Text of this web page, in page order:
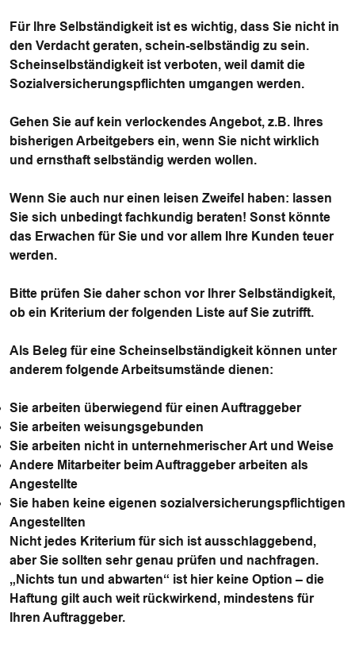
Für Ihre Selbständigkeit ist es wichtig, dass Sie nicht in
den Verdacht geraten, schein-selbständig zu sein.
Scheinselbständigkeit ist verboten, weil damit die
Sozialversicherungspflichten umgangen werden.
Gehen Sie auf kein verlockendes Angebot, z.B. Ihres
bisherigen Arbeitgebers ein, wenn Sie nicht wirklich
und ernsthaft selbständig werden wollen.
Wenn Sie auch nur einen leisen Zweifel haben: lassen
Sie sich unbedingt fachkundig beraten! Sonst könnte
das Erwachen für Sie und vor allem Ihre Kunden teuer
werden.
Bitte prüfen Sie daher schon vor Ihrer Selbständigkeit,
ob ein Kriterium der folgenden Liste auf Sie zutrifft.
Als Beleg für eine Scheinselbständigkeit können unter
anderem folgende Arbeitsumstände dienen:
Sie arbeiten überwiegend für einen Auftraggeber
Sie arbeiten weisungsgebunden
Sie arbeiten nicht in unternehmerischer Art und Weise
Andere Mitarbeiter beim Auftraggeber arbeiten als
Angestellte
Sie haben keine eigenen sozialversicherungspflichtigen
Angestellten
Nicht jedes Kriterium für sich ist ausschlaggebend,
aber Sie sollten sehr genau prüfen und nachfragen.
„Nichts tun und abwarten“ ist hier keine Option – die
Haftung gilt auch weit rückwirkend, mindestens für
Ihren Auftraggeber.